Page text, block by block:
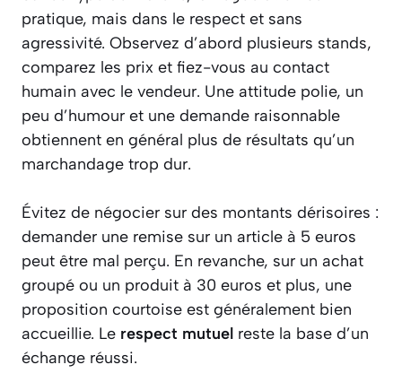
pratique, mais dans le respect et sans
agressivité. Observez d’abord plusieurs stands,
comparez les prix et fiez-vous au contact
humain avec le vendeur. Une attitude polie, un
peu d’humour et une demande raisonnable
obtiennent en général plus de résultats qu’un
marchandage trop dur.
Évitez de négocier sur des montants dérisoires :
demander une remise sur un article à 5 euros
peut être mal perçu. En revanche, sur un achat
groupé ou un produit à 30 euros et plus, une
proposition courtoise est généralement bien
accueillie. Le respect mutuel reste la base d’un
échange réussi.